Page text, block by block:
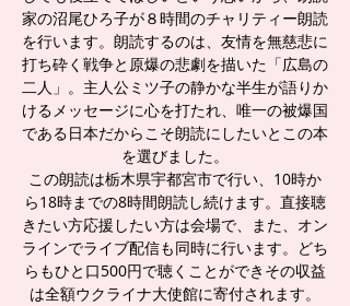
家の沼尾ひろ子が８時間のチャリティー朗読
を行います。朗読するのは、友情を無慈悲に
打ち砕く戦争と原爆の悲劇を描いた「広島の
二人」。主人公ミツ子の静かな半生が語りか
けるメッセージに心を打たれ、唯一の被爆国
である日本だからこそ朗読にしたいとこの本
を選びました。
この朗読は栃木県宇都宮市で行い、10時か
ら18時までの8時間朗読し続けます。直接聴
きたい方応援したい方は会場で、また、オン
ラインでライブ配信も同時に行います。どち
らもひと口500円で聴くことができその収益
は全額ウクライナ大使館に寄付されます。